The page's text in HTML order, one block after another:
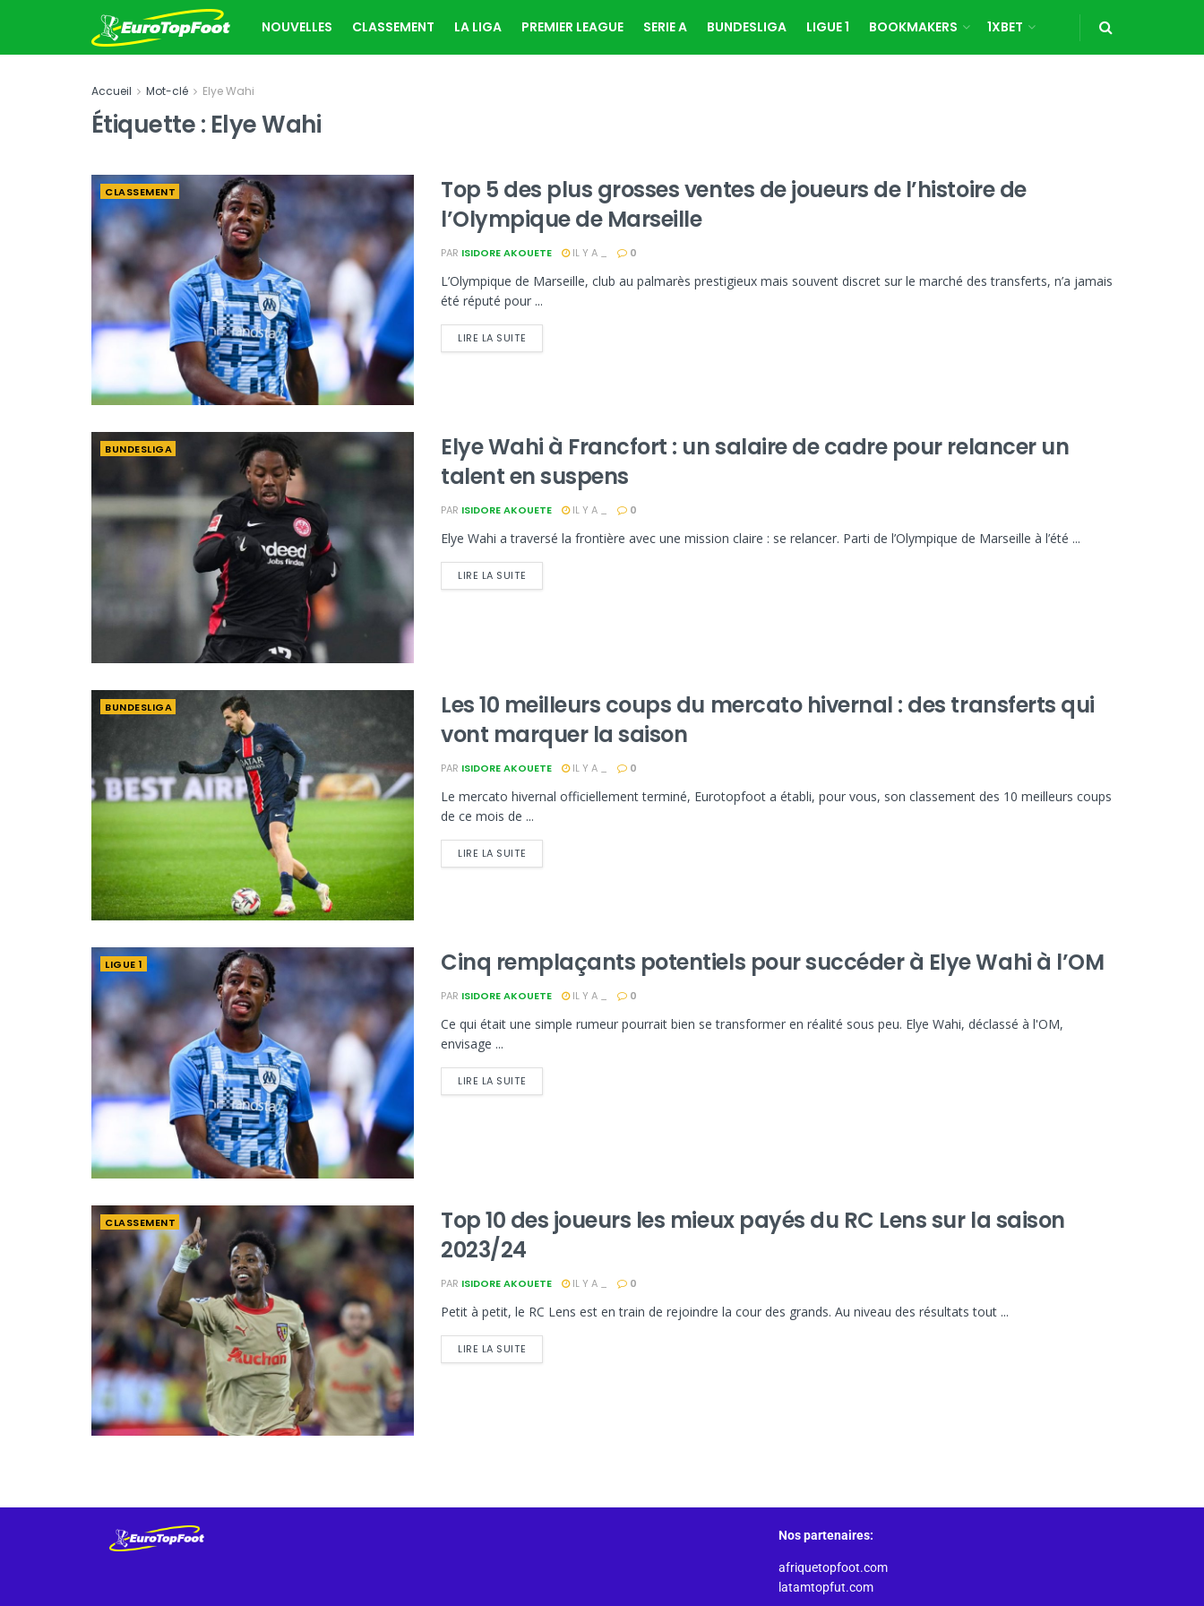
NOUVELLES CLASSEMENT LA LIGA PREMIER LEAGUE SERIE A BUNDESLIGA LIGUE 1 BOOKMAKERS 1XBET
Accueil Mot-clé Elye Wahi
Étiquette : Elye Wahi
CLASSEMENT
Top 5 des plus grosses ventes de joueurs de l’histoire de
l’Olympique de Marseille
PAR ISIDORE AKOUETE IL Y A _ 0
L’Olympique de Marseille, club au palmarès prestigieux mais souvent discret sur le marché des transferts, n’a jamais
été réputé pour ...
LIRE LA SUITE
BUNDESLIGA
Elye Wahi à Francfort : un salaire de cadre pour relancer un
talent en suspens
PAR ISIDORE AKOUETE IL Y A _ 0
Elye Wahi a traversé la frontière avec une mission claire : se relancer. Parti de l’Olympique de Marseille à l’été ...
LIRE LA SUITE
BUNDESLIGA
Les 10 meilleurs coups du mercato hivernal : des transferts qui
vont marquer la saison
PAR ISIDORE AKOUETE IL Y A _ 0
Le mercato hivernal officiellement terminé, Eurotopfoot a établi, pour vous, son classement des 10 meilleurs coups
de ce mois de ...
LIRE LA SUITE
LIGUE 1 Cinq remplaçants potentiels pour succéder à Elye Wahi à l’OM
PAR ISIDORE AKOUETE IL Y A _ 0
Ce qui était une simple rumeur pourrait bien se transformer en réalité sous peu. Elye Wahi, déclassé à l'OM,
envisage ...
LIRE LA SUITE
CLASSEMENT
Top 10 des joueurs les mieux payés du RC Lens sur la saison
2023/24
PAR ISIDORE AKOUETE IL Y A _ 0
Petit à petit, le RC Lens est en train de rejoindre la cour des grands. Au niveau des résultats tout ...
LIRE LA SUITE
Nos partenaires:
afriquetopfoot.com
latamtopfut.com